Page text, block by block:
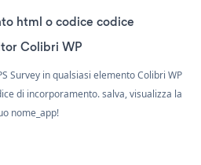
html o codice codice
Colibri WP
Survey in qualsiasi elemento Colibri WP
di incorporamento. salva, visualizza la
nome_app!